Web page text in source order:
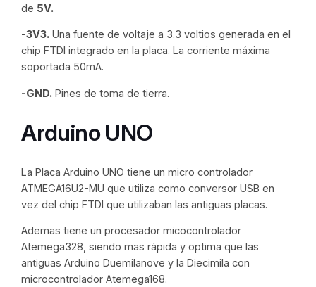
de 5V.
-3V3. Una fuente de voltaje a 3.3 voltios generada en el
chip FTDI integrado en la placa. La corriente máxima
soportada 50mA.
-GND. Pines de toma de tierra.
Arduino UNO
La Placa Arduino UNO tiene un micro controlador
ATMEGA16U2-MU que utiliza como conversor USB en
vez del chip FTDI que utilizaban las antiguas placas.
Ademas tiene un procesador micocontrolador
Atemega328, siendo mas rápida y optima que las
antiguas Arduino Duemilanove y la Diecimila con
microcontrolador Atemega168.